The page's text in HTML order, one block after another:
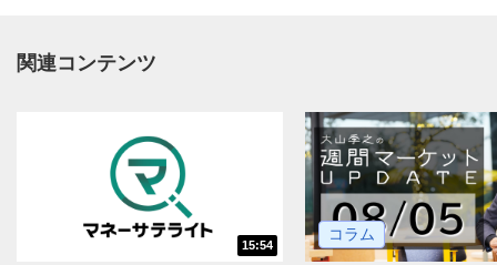
動画再生エリア
動画再生エリアをクリックすると、動画を再生または
関連コンテンツ
15:54
コラム